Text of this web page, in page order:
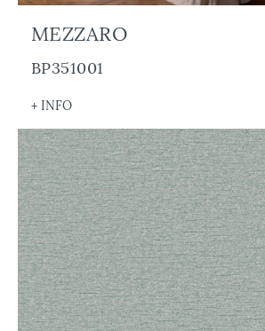
MEZZARO
BP351001
+ INFO